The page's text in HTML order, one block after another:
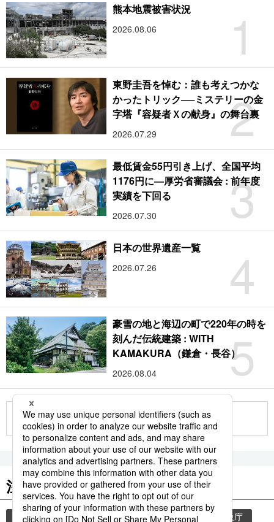
1
熊本地震被害状況
2026.08.06
2
東野圭吾を悼む：誰も考えつかな
かったトリック──ミステリーの金
字塔『容疑者Ｘの献身』の舞台裏
2026.07.29
3
最低賃金55円引き上げ、全国平均
1176円に―厚労省審議会 : 前年度
実績を下回る
2026.07.30
4
日本の世界遺産一覧
2026.07.26
5
豪雪の地と海辺の町で220年の時を
刻んだ伝統建築 : WITH
KAMAKURA（鎌倉・長谷）
2026.08.04
もっと見る
注目のキーワード
共同通信ニュース 和食 気象・災害 気象庁